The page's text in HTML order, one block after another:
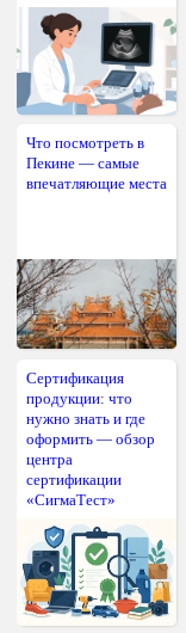
Что посмотреть в
Пекине — самые
впечатляющие места
Сертификация
продукции: что
нужно знать и где
оформить — обзор
центра
сертификации
«СигмаТест»